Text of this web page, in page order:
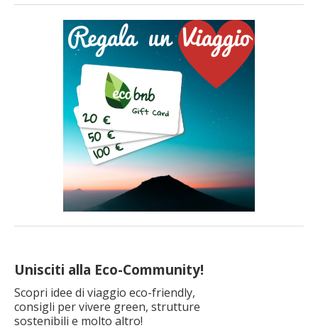
Unisciti alla Eco-Community!
Scopri idee di viaggio eco-friendly,
consigli per vivere green, strutture
sostenibili e molto altro!
così “familiari” e con poco charme come i fondi del caffé e le
bustine del té possono diventare una miniera di risorse
incredibili nella loro “seconda […]